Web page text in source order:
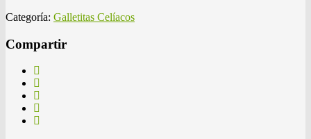
Categoría: Galletitas Celíacos
Compartir